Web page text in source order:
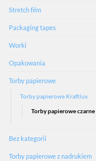
Stretch film
Packaging tapes
Worki
Opakowania
Torby papierowe
Torby papierowe Kraftlux
Torby papierowe czarne
Bez kategorii
Torby papierowe z nadrukiem